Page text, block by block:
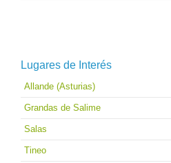
Lugares de Interés
Allande (Asturias)
Grandas de Salime
Salas
Tineo